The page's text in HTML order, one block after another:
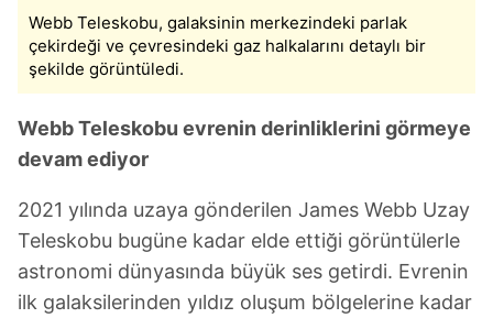
verileriniz işlenmekte olup gerekli olan çerezler bilgi
toplumu hizmetlerinin sunulması amacıyla
kullanılmaktadır. Diğer çerezler, sitemizin daha işlevsel
reklam/pazarlama faaliyetlerinin yapılması, amaçlarıyla
sınırlı olarak açık rızanız dahilinde kullanılacaktır.
Çerezlere ilişkin tercihlerinizi aşağıda yer alan panel
vasıtasıyla belirleyebilirsiniz. Çerezlere ilişkin detaylı bilgi
için Ayarlar butonuna tıklayabilir,Çerez Bilgilendirme
ziyaret edebilirsiniz.
Webb Teleskobu, galaksinin merkezindeki parlak
çekirdeği ve çevresindeki gaz halkalarını detaylı bir
şekilde görüntüledi.
Webb Teleskobu evrenin derinliklerini görmeye
devam ediyor
2021 yılında uzaya gönderilen James Webb Uzay
Teleskobu bugüne kadar elde ettiği görüntülerle
astronomi dünyasında büyük ses getirdi. Evrenin
ilk galaksilerinden yıldız oluşum bölgelerine kadar